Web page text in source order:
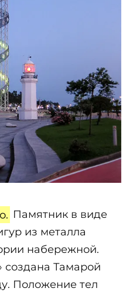
Памятник в виде
из металла
набережной.
создана Тамарой
Положение тел